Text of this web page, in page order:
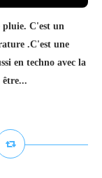
C'est un
.C'est une
en techno avec la
être...